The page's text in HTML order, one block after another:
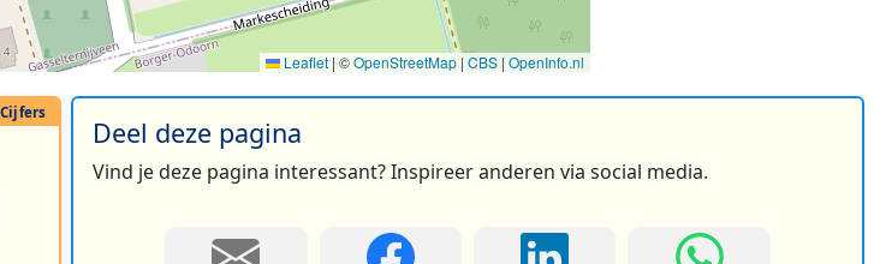
Leaflet | ©OpenStreetMap| CBS | OpenInfo.nl
Deel deze pagina
Vind je deze pagina interessant? Inspireer anderen via social media.